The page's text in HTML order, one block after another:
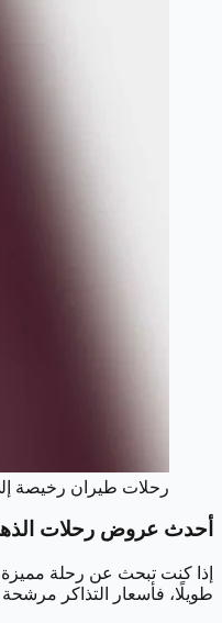
رحلات طيران رخيصة
أحدث عروض رحلات
إذا كنت تبحث عن رحلة مميزة
طويلًا، فأسعار التذاكر مرشحة